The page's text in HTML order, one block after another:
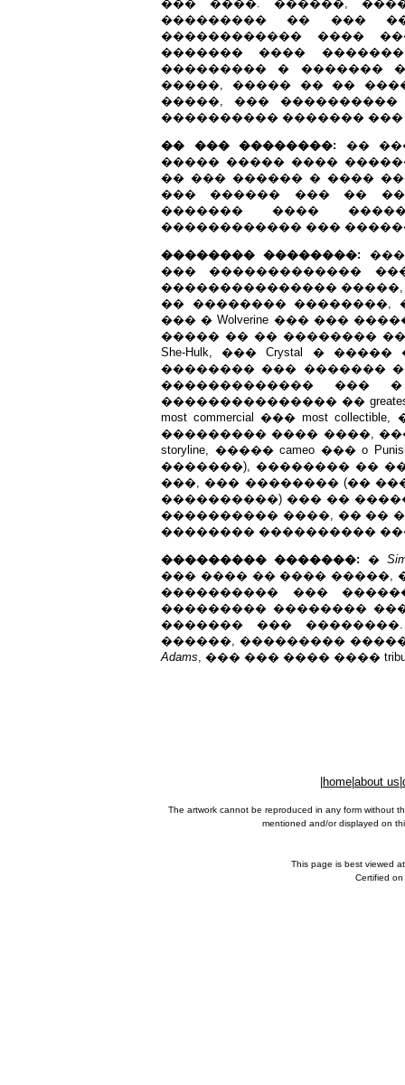
��� ����. ������,
��������� �� ���
������������ ����
������� ����
��������� � �������
�����, ����� �� ��
�����, ��� ����������
���������� �������
�� ��� ��������: ��
����� ����� ����
�� ��� ������ � ���� ���
��� ������ ��� ��
������� ����
������������ ���
�������� ��������:
��� �������������
���������������
�� �������� ��������,
��� � Wolverine ��� ���
����� �� �� ��������
She-Hulk, ��� Crystal � �����
�������� ��� �������
�������������
��������������� �� greatest
most commercial ��� most
��������� ���� ����,
storyline, ����� cameo ��� o
�������), �������� ��
���, ��� �������� (��
����������) ��� ��
���������� ����, �� ��
�������� ����������
��������� �������: �
��� ���� �� ���� �����, ���
���������� ���
��������� ��������
������� ���
������, ���������
Adams, ��� ��� ���� ����
home about us
The artwork cannot be reproduced in any form without
mentioned and/or displayed on
This page is best viewed
Certified on